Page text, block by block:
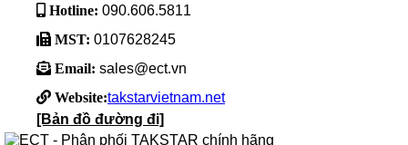
Hotline: 090.606.5811
MST: 0107628245
Email: sales@ect.vn
Website:takstarvietnam.net
[Bản đồ đường đi]